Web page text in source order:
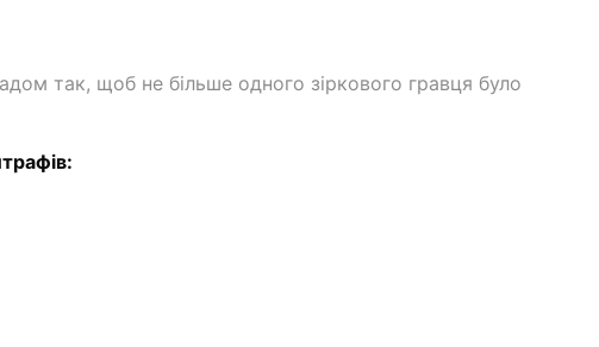
так, щоб не більше одного зіркового гравця було